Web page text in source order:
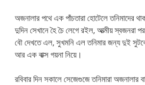
অজনালার পথে এক পাঁচতারা হোটেলে তনিমাদের
দুদিন সেখানে হৈ চৈ লেগে রইল, আত্মীয় স্বজনরা
বৌ দেখতে এল, সুখমনি এল তনিমার জন্য দুই
আর এক বাক্স গয়না নিয়ে।
রবিবার দিন সকালে সেজেগুজে তনিমারা অজনালার